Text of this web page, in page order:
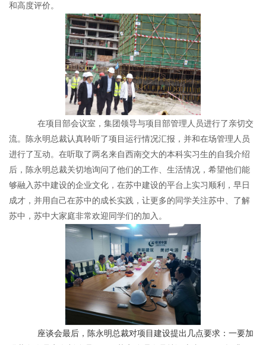
和高度评价。
在项目部会议室，集团领导与项目部管理人员进行了亲切交
流。陈永明总裁认真聆听了项目运行情况汇报，并和在场管理人员
进行了互动。在听取了两名来自西南交大的本科实习生的自我介绍
后，陈永明总裁关切地询问了他们的工作、生活情况，希望他们能
够融入苏中建设的企业文化，在苏中建设的平台上实习顺利，早日
成才，并用自己在苏中的成长实践，让更多的同学关注苏中、了解
苏中，苏中大家庭非常欢迎同学们的加入。
座谈会最后，陈永明总裁对项目建设提出几点要求：一要加